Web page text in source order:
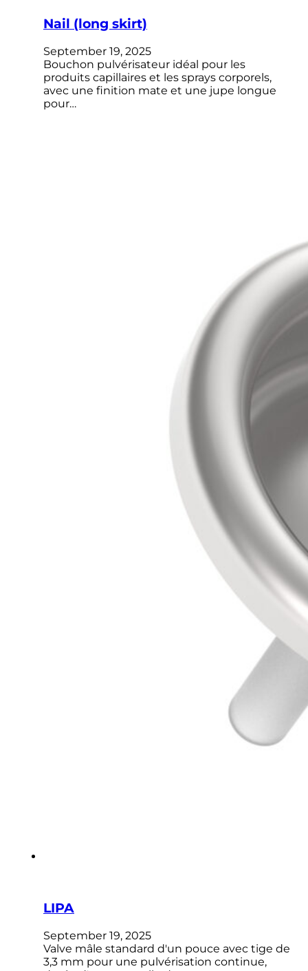
Nail (long skirt)
September 19, 2025
Bouchon pulvérisateur idéal pour les
produits capillaires et les sprays corporels,
avec une finition mate et une jupe longue
pour…
LIPA
September 19, 2025
Valve mâle standard d'un pouce avec tige de
3,3 mm pour une pulvérisation continue,